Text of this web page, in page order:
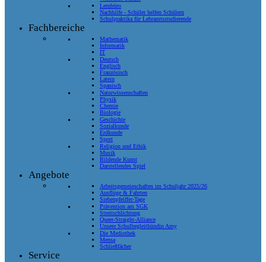
Lernbüro
Nachhilfe - Schüler helfen Schülern
Schulpraktika für Lehramtsstudierende
Fachbereiche
Mathematik
Informatik
IT
Deutsch
Englisch
Französisch
Latein
Spanisch
Naturwissenschaften
Physik
Chemie
Biologie
Geschichte
Sozialkunde
Erdkunde
Sport
Religion und Ethik
Musik
Bildende Kunst
Darstellendes Spiel
Angebote
Arbeitsgemeinschaften im Schuljahr 2025/26
Ausflüge & Fahrten
Siebenpfeiffer-Tage
Prävention am SGK
Streitschlichtung
Queer-Straight-Alliance
Unsere Schulbegleithündin Amy
Die Mediothek
Mensa
Schließfächer
Service